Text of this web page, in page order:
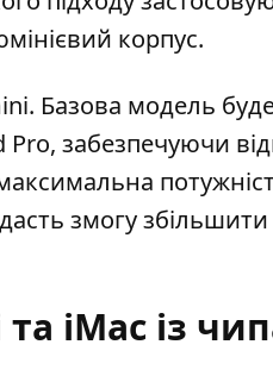
корпус.
Базова модель
забезпечуючи
змогу збільшити
iMac із